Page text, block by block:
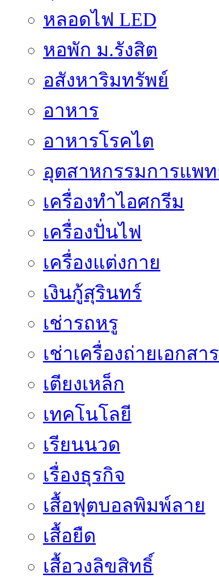
หลอดไฟ LED
หอพัก ม.รังสิต
อสังหาริมทรัพย์
อาหาร
อาหารโรคไต
อุตสาหกรรมการแพ
เครื่องทำไอศกรีม
เครื่องปั่นไฟ
เครื่องแต่งกาย
เงินกู้สุรินทร์
เช่ารถหรู
เช่าเครื่องถ่ายเอกสาร
เตียงเหล็ก
เทคโนโลยี
เรียนนวด
เรื่องธุรกิจ
เสื้อฟุตบอลพิมพ์ลาย
เสื้อยืด
เสื้อวงลิขสิทธิ์